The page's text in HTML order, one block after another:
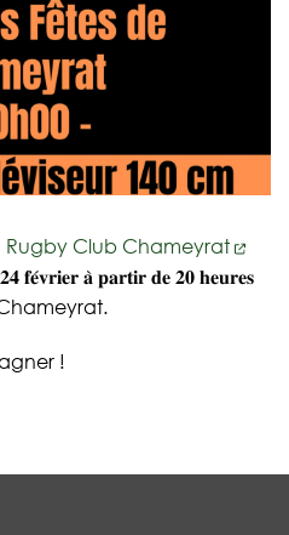
Rugby Club Chameyrat
𝐚̀ 𝐩𝐚𝐫𝐭𝐢𝐫 𝐝𝐞 𝟐𝟎 𝐡𝐞𝐮𝐫𝐞𝐬
!